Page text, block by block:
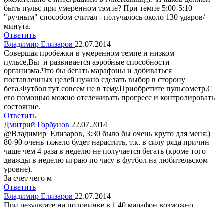
быть пульс при умеренном тэмпе? При темпе 5:00-5:10
"ручным" способом считал - получалось около 130 ударов/
минута.
Ответить
Владимир Елизаров 22.07.2014
Совершая пробежки в умеренном темпе и низком
пульсе,Вы и развивается аэробные способности
организма.Что бы бегать марафоны и добиваться
поставленных целей нужно сделать выбор в сторону
бега.Футбол тут совсем не в тему.Приобретите пульсометр.С
его помощью можно отслеживать прогресс и контролировать
состояние.
Ответить
Дмитрий Горбунов 22.07.2014
@Владимир Елизаров, 3:30 было бы очень круто для меня:)
80-90 очень тяжело будет нарастить, т.к. в силу ряда причин
чаще чем 4 раза в неделю не получается бегать (кроме того
дважды в неделю играю по часу в футбол на любительском
уровне).
За счет чего м
Ответить
Владимир Елизаров 22.07.2014
При результате на половинке в 1.40,марафон возможно